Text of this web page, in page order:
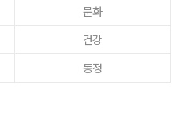
문화
건강
동정